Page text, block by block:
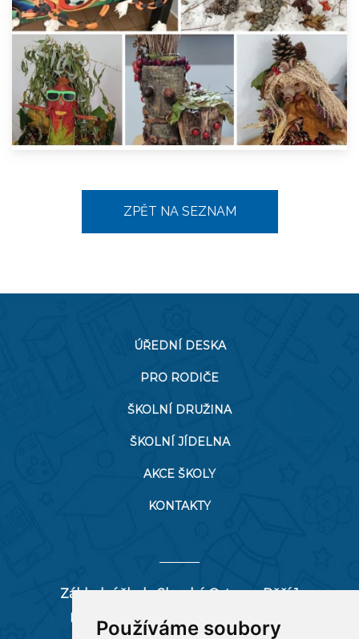
Používáme soubory
ZPĚT NA SEZNAM
ÚŘEDNÍ DESKA
PRO RODIČE
ŠKOLNÍ DRUŽINA
ŠKOLNÍ JÍDELNA
AKCE ŠKOLY
KONTAKTY
Základní škola Slezská Ostrava, Pěší 1
Pěší 66/1, 712 00 Ostrava-Muglinov